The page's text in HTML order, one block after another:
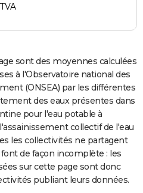
TVA
sont des moyennes calculées
à l'Observatoire national des
(ONSEA) par les différentes
des eaux présentes dans
pour l'eau potable à
collectif de l'eau
les collectivités ne partagent
de façon incomplète : les
sur cette page sont donc
publiant leurs données.